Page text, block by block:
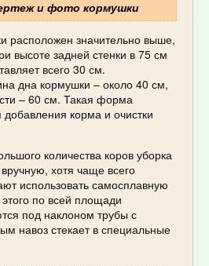
и фото кормушки
расположен значительно выше,
высоте задней стенки в 75 см
всего 30 см.
дна кормушки – около 40 см,
– 60 см. Такая форма
корма и очистки
количества коров уборка
хотя чаще всего
использовать самосплавную
по всей площади
под наклоном трубы с
навоз стекает в специальные